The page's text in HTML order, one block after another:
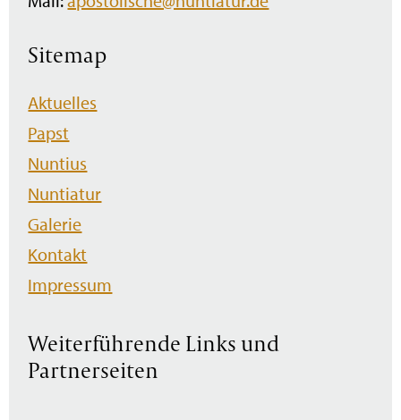
Sitemap
Navigation
überspringen
Aktuelles
Papst
Nuntius
Nuntiatur
Galerie
Kontakt
Impressum
Weiterführende Links und
Partnerseiten